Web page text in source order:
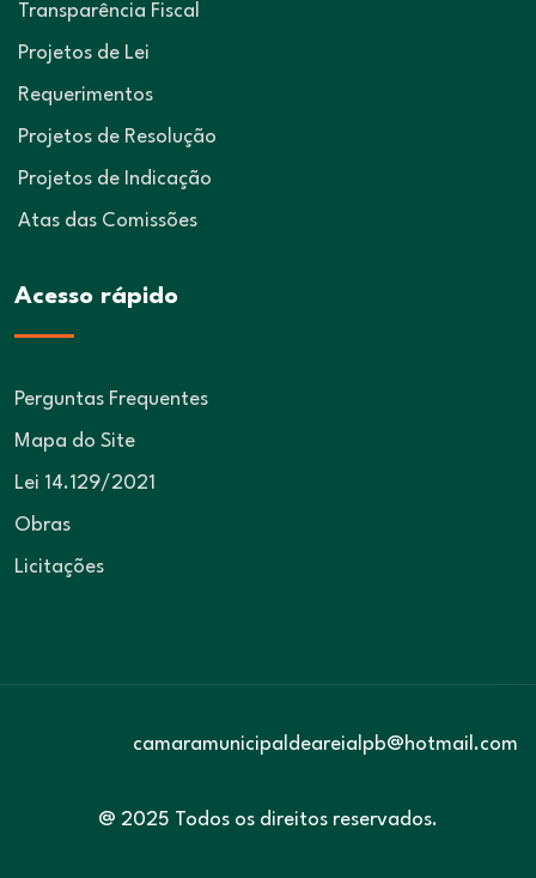
Transparência Fiscal
Projetos de Lei
Requerimentos
Projetos de Resolução
Projetos de Indicação
Atas das Comissões
Acesso rápido
Perguntas Frequentes
Mapa do Site
Lei 14.129/2021
Obras
Licitações
@ 2025 Todos os direitos reservados.
camaramunicipaldeareialpb@hotmail.com